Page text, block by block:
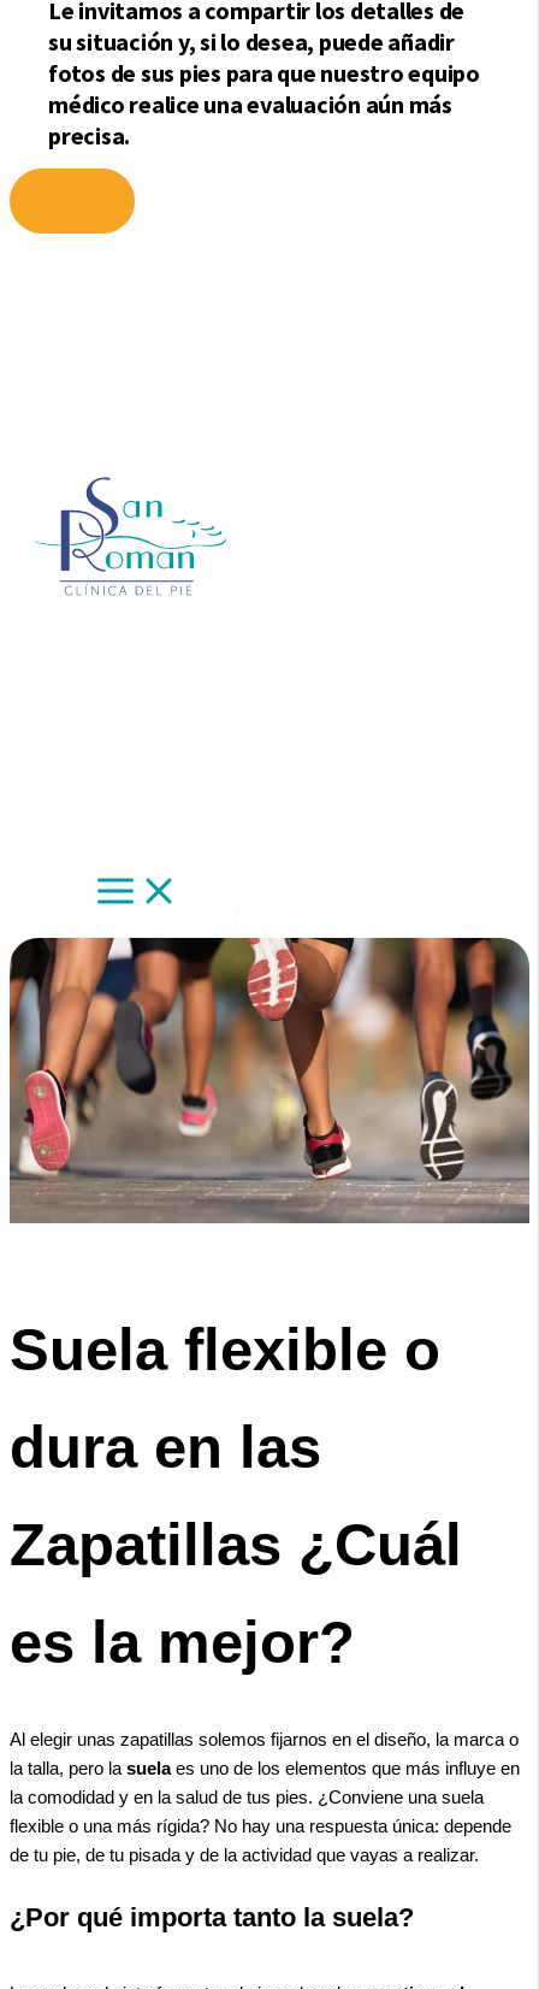
Suela flexible o
dura en las
Zapatillas ¿Cuál
es la mejor?
Al elegir unas zapatillas solemos fijarnos en el diseño, la marca o
la talla, pero lasuelaes uno de los elementos que más influye en
la comodidad y en la salud de tus pies. ¿Conviene una suela
flexible o una más rígida? No hay una respuesta única: depende
de tu pie, de tu pisada y de la actividad que vayas a realizar.
¿Por qué importa tanto la suela?